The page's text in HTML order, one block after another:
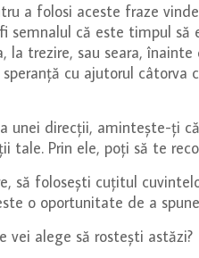
a folosi aceste fraze
semnalul că este timpul
trezire, sau seara,
cu ajutorul
unei direcții, amintește-ți
Prin ele, poți să te
să folosești cuțitul
o oportunitate de a
vei alege să rostești astăzi?